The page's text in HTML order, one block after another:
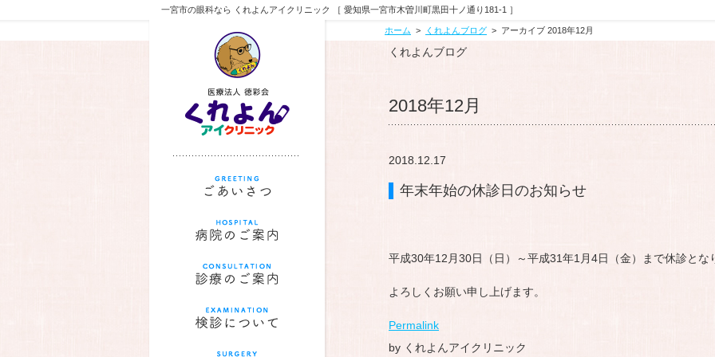
一宮市の眼科なら くれよんアイクリニック ［ 愛知県一宮市木曽川町黒田十ノ通り181-1 ］
ホーム くれよんブログ アーカイブ 2018年12月
くれよんブログ
2018年12月
2018.12.17
年末年始の休診日のお知らせ
平成30年12月30日（日）～平成31年1月4日（金）まで休診とな
よろしくお願い申し上げます。
Permalink
by くれよんアイクリニック